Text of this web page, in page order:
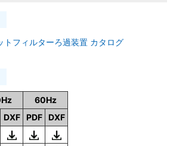
トフィルターろ過装置 カタログ
60Hz
DXF PDF
DXF